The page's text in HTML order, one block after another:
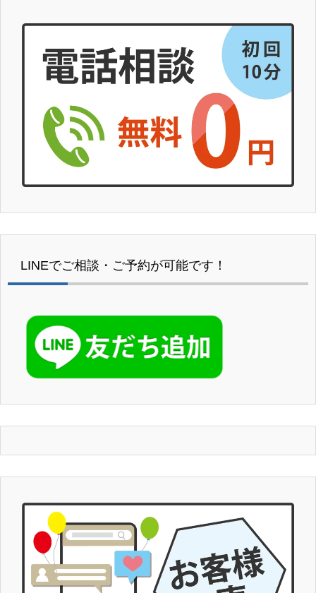
LINEでご相談・ご予約が可能です！